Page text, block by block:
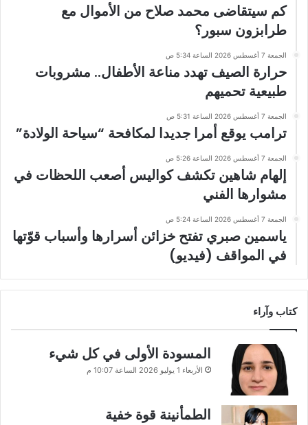
كم سيتقاضى محمد صلاح من الأموال مع
طرابزون سبور؟
الجمعة 7 أغسطس 2026 الساعة 5:34 ص
حرارة الصيف تهدد مناعة الأطفال.. مشروبات
طبيعية تحميهم
الجمعة 7 أغسطس 2026 الساعة 5:31 ص
ترامب يوقع أمرا جديدا لمكافحة “سياحة الولادة”
الجمعة 7 أغسطس 2026 الساعة 5:26 ص
إلهام شاهين تكشف كواليس أصعب اللحظات في
مشوارها الفني
الجمعة 7 أغسطس 2026 الساعة 5:24 ص
ياسمين صبري تفتح خزائن أسرارها وأسباب قوّتها
في المواقف (فيديو)
كتاب وآراء
المسودة الأولى في كل شيء
الأربعاء 1 يوليو 2026 الساعة 10:07 م
الطمأنينة قوة خفية